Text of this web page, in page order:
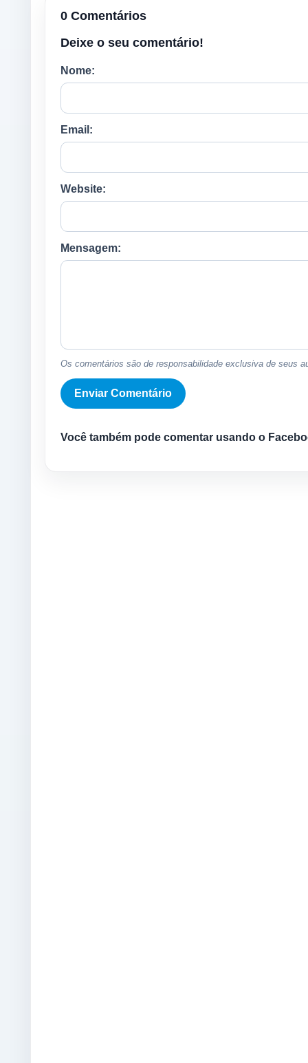
0 Comentários
Deixe o seu comentário!
Nome:
Email:
Website:
Mensagem:
Os comentários são de responsabilidade exclusiva de seus
Você também pode comentar usando o